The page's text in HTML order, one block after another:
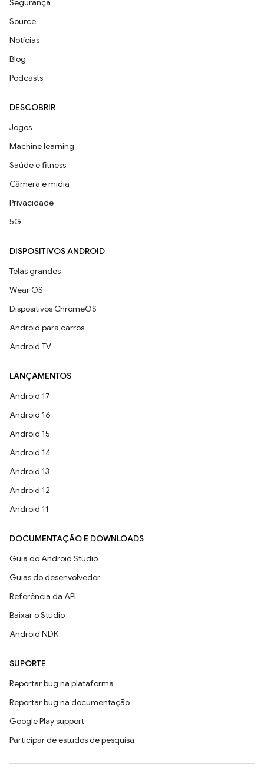
Segurança
Source
Notícias
Blog
Podcasts
DESCOBRIR
Jogos
Machine learning
Saúde e fitness
Câmera e mídia
Privacidade
5G
DISPOSITIVOS ANDROID
Telas grandes
Wear OS
Dispositivos ChromeOS
Android para carros
Android TV
LANÇAMENTOS
Android 17
Android 16
Android 15
Android 14
Android 13
Android 12
Android 11
DOCUMENTAÇÃO E DOWNLOADS
Guia do Android Studio
Guias do desenvolvedor
Referência da API
Baixar o Studio
Android NDK
SUPORTE
Reportar bug na plataforma
Reportar bug na documentação
Google Play support
Participar de estudos de pesquisa